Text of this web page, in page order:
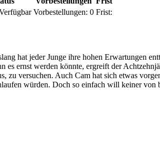
Vorbestellungen: 0 Frist:
hat jeder Junge ihre hohen Erwartungen
es ernst werden könnte, ergreift der
zu versuchen. Auch Cam hat sich etwas
würden. Doch so einfach will keiner